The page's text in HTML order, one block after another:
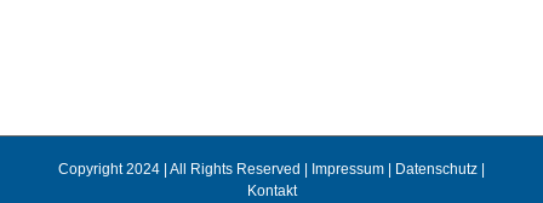
Copyright 2024 | All Rights Reserved | Impressum Datenschutz
Kontakt